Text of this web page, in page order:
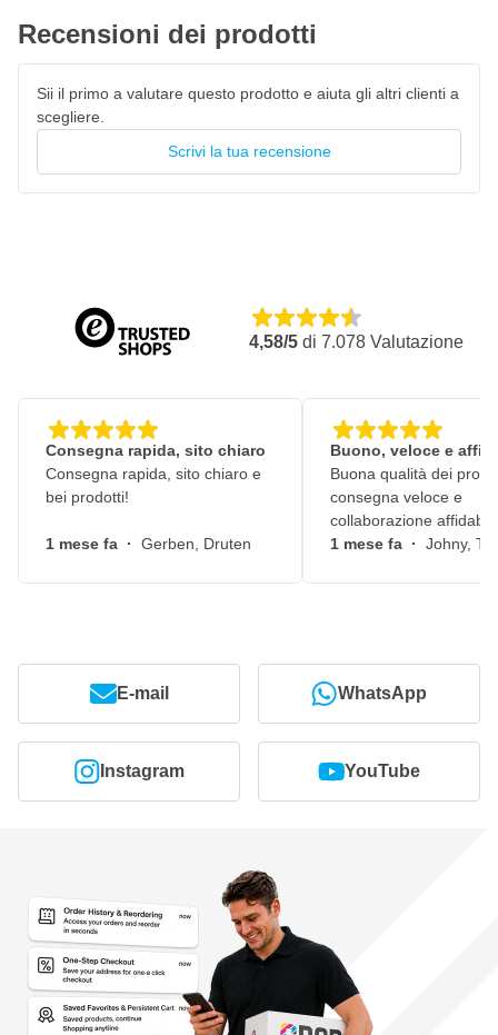
Disponibili in 4 diverse dimensioni
400ml
650ml
1300ml
Recensioni dei prodotti
Sii il primo a valutare questo prodotto e aiuta gli altri clienti a
scegliere.
Scrivi la tua recensione
4,58/5 di 7.078 Valutazione
Consegna rapida, sito chiaro
Consegna rapida, sito chiaro e
bei prodotti!
1 mese fa · Gerben, Druten
Buono, veloce e
Buona qualità dei
consegna veloce e
collaborazione
1 mese fa · Johny,
E-mail WhatsApp
Instagram YouTube